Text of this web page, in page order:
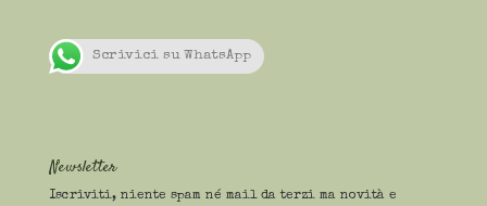
Scrivici su WhatsApp
Newsletter
Iscriviti, niente spam né mail da terzi ma novità e